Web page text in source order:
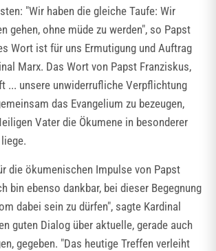
"Wir haben die gleiche Taufe: Wir
gehen, ohne müde zu werden", so Papst
Wort ist für uns Ermutigung und Auftrag
Marx. Das Wort von Papst Franziskus,
... unsere unwiderrufliche Verpflichtung
das Evangelium zu bezeugen,
Vater die Ökumene in besonderer
die ökumenischen Impulse von Papst
bin ebenso dankbar, bei dieser Begegnung
dabei sein zu dürfen", sagte Kardinal
guten Dialog über aktuelle, gerade auch
gegeben. "Das heutige Treffen verleiht